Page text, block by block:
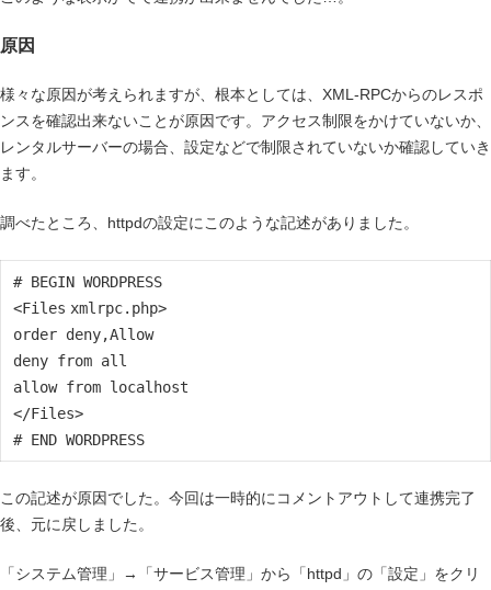
原因
様々な原因が考えられますが、根本としては、XML-RPCからのレスポ
ンスを確認出来ないことが原因です。アクセス制限をかけていないか、
レンタルサーバーの場合、設定などで制限されていないか確認していき
ます。
調べたところ、httpdの設定にこのような記述がありました。
# BEGIN WORDPRESS
<Files xmlrpc.php>
order deny,Allow
deny from all
allow from localhost
</Files>
# END WORDPRESS
この記述が原因でした。今回は一時的にコメントアウトして連携完了
後、元に戻しました。
「システム管理」→「サービス管理」から「httpd」の「設定」をクリ